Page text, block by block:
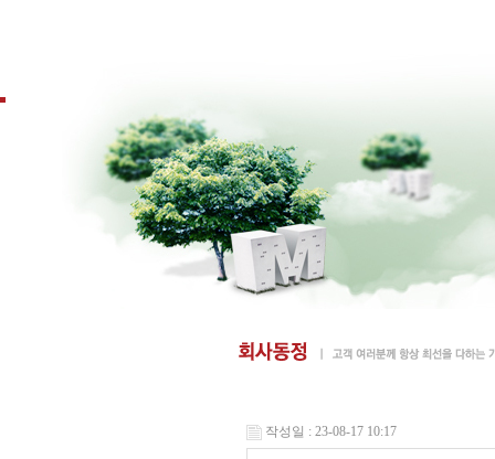
작성일 : 23-08-17 10:17